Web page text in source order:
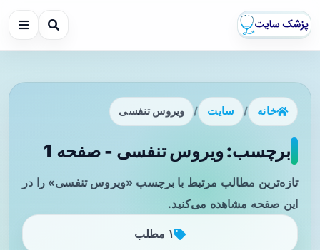
خانه / سایت / ویروس تنفسی
برچسب: ویروس تنفسی - صفحه 1
تازه‌ترین مطالب مرتبط با برچسب «ویروس تنفسی» را در
این صفحه مشاهده می‌کنید.
۱ مطلب